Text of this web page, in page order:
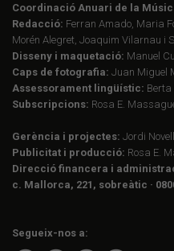
Coordinació Anuari de la
Redacció: Ferran Amado, Maria
Morén Alegret, Joaquim Vilarnau i
Disseny i maquetació: Manuel
Caps de fotografia: Juan Miguel
Assessorament lingüístic: Berta
Subscripcions: Rosa E.
Gerència i projectes: Jordi Novell
Publicitat i producció: Rosa E.
Direcció financera i
c. Mallorca, 221, sobreàtic ·
Segueix-nos a: